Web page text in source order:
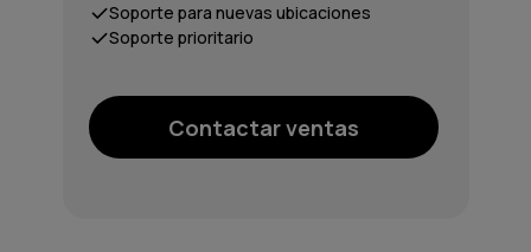
Contactar ventas
Soporte para nuevas ubicaciones
Soporte prioritario